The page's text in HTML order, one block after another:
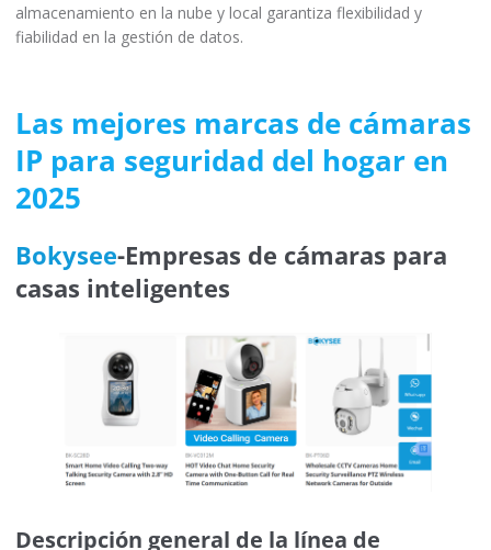
almacenamiento en la nube y local garantiza flexibilidad y
fiabilidad en la gestión de datos.
Las mejores marcas de cámaras
IP para seguridad del hogar en
2025
Bokysee-Empresas de cámaras para
casas inteligentes
Descripción general de la línea de